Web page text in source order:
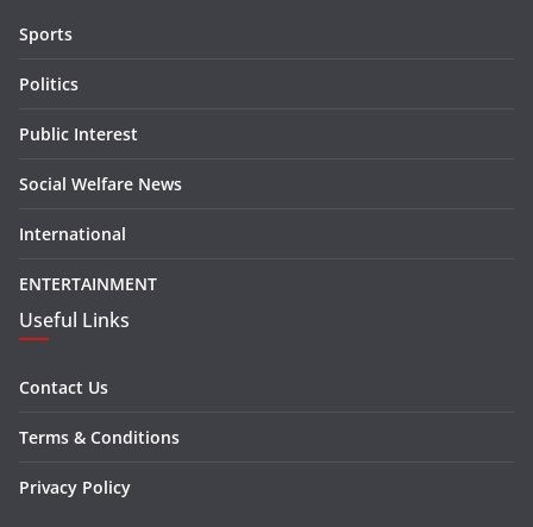
Sports
Politics
Public Interest
Social Welfare News
International
ENTERTAINMENT
Useful Links
Contact Us
Terms & Conditions
Privacy Policy